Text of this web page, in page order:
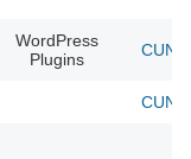
WordPress
Plugins